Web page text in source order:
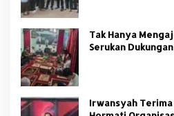
Tak Hanya
Serukan
Irwansyah